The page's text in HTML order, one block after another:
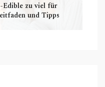
Edible zu viel für
und Tipps